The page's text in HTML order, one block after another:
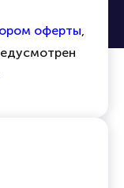
оферты,